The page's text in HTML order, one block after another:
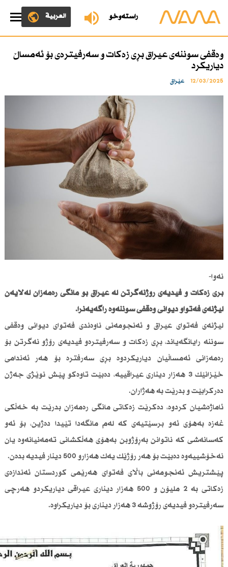
ڕاستەوخۆ العربية
وەقفی سوننەی عیراق بڕی زەكات و سەرفیترەی بۆ ئەمساڵ
دیاریكرد
12/03/2025 عێراق
نەوا-
بڕی زەكات و فیدیەی رۆژنەگرتن لە عیراق بۆ مانگی رەمەزان لەلایەن
لیژنەی فەتواو دیوانی وەقفی سوننەوە راگەیەنرا.
لیژنەی فەتوای عیراق و ئەنجومەنی ناوەندی فەتوای دیوانی وەقفی
سوننە رایانگەیاند، بڕی زەكات و سەرفیترەو فیدیەی رۆژو نەگرتن بۆ
رەمەزانی ئەمساڵیان دیاریكردوە بڕی سەرفترە بۆ هەر ئەندامی
خێزانێك 3 هەزار دیناری عیراقییە، دەبێت تاوەكو پێش نوێژی جەژن
دەركرابێت و بدرێت بە هەژاران.
ئاماژەشیان كردوە، دەكرێت زەكاتی مانگی رەمەزان بدرێت بە خەڵكی
غەزە بەهۆی ئەو برسێتیەی كە لەم مانگەدا تێیدا دەژین، بۆ ئەو
كەسانەشی كە ناتوانن بەڕۆژوبن بەهۆی هەڵكشانی تەمەنیانەوە یان
نەخۆشییەوە دەبێت بۆ هەر رۆژێك یەك هەزارو 500 دینار فیدیە بدەن.
پێشتریش ئەنجومەنی باڵای فەتوای هەرێمی كوردستان ئەندازەی
زەكاتی بە 2 ملیۆن و 500 هەزار دیناری عیراقی دیاریكردو هەرچی
سەرفیترەو فیدیەی رۆژوشە 3 هەزار دیناری بۆ دیاریكراوە.